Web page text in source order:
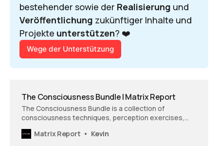
bestehender sowie der Realisierung
Veröffentlichung zukünftiger Inhalte und
Projekte unterstützen? ❤️
Wege der Unterstützung
The Consciousness Bundle | Matrix Report
The Consciousness Bundle is a collection of
consciousness techniques, perception exercises,
and guided meditations.
Matrix Report Kevin